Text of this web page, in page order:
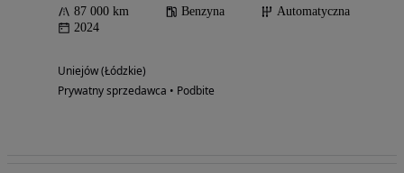
87 000 km Benzyna
Automatyczna
2024
Uniejów (Łódzkie)
Prywatny sprzedawca • Podbite